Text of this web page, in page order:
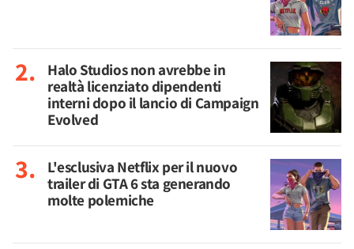
Halo Studios non avrebbe in
realtà licenziato dipendenti
interni dopo il lancio di Campaign
Evolved
L'esclusiva Netflix per il nuovo
trailer di GTA 6 sta generando
molte polemiche